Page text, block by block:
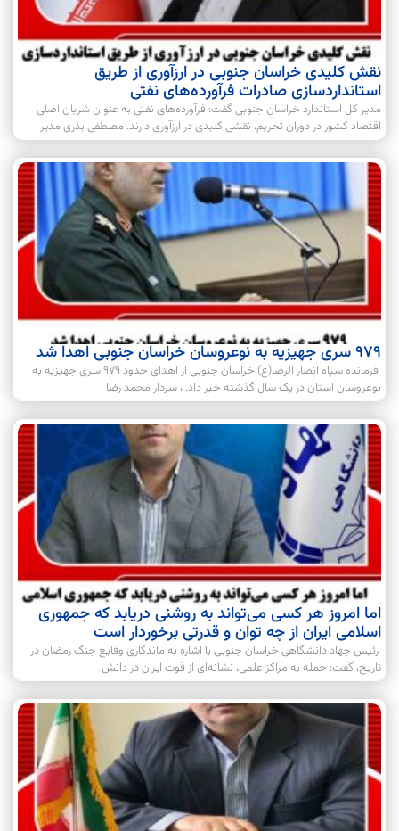
نقش کلیدی خراسان جنوبی در ارزآوری از طریق
استانداردسازی صادرات فرآورده‌های نفتی
مدیر کل استاندارد خراسان جنوبی گفت: فرآورده‌های نفتی به عنوان شریان اصلی
اقتصاد کشور در دوران تحریم، نقشی کلیدی در ارزآوری دارند. مصطفی بذری مدیر
۹۷۹ سری جهیزیه به نوعروسان خراسان جنوبی اهدا شد
فرمانده سپاه انصار الرضا(ع) خراسان جنوبی از اهدای حدود ۹۷۹ سری جهیزیه به
نوعروسان استان در یک سال گذشته خبر داد. ، سردار محمد رضا
اما امروز هر کسی می‌تواند به روشنی دریابد که جمهوری
اسلامی ایران از چه توان و قدرتی برخوردار است
رئیس جهاد دانشگاهی خراسان جنوبی با اشاره به ماندگاری وقایع جنگ رمضان در
تاریخ، گفت: حمله به مراکز علمی، نشانه‌ای از قوت ایران در دانش